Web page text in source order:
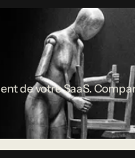
de votre SaaS.